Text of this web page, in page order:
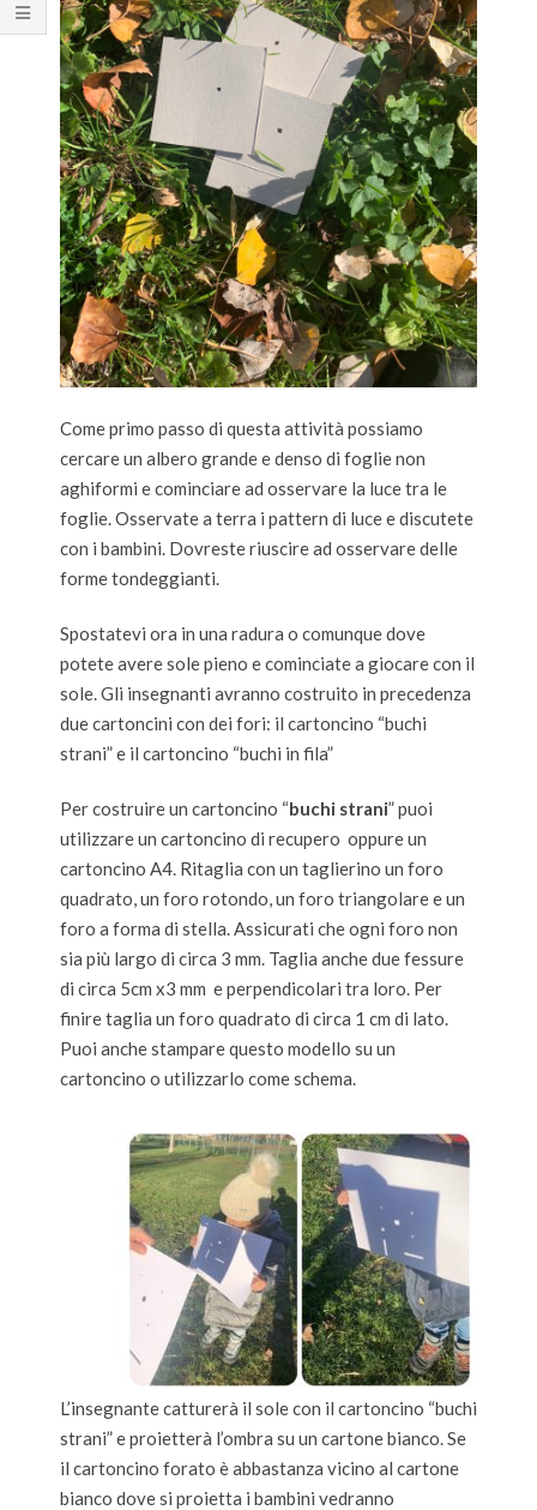
Come primo passo di questa attività possiamo
cercare un albero grande e denso di foglie non
aghiformi e cominciare ad osservare la luce tra le
foglie. Osservate a terra i pattern di luce e discutete
con i bambini. Dovreste riuscire ad osservare delle
forme tondeggianti.
Spostatevi ora in una radura o comunque dove
potete avere sole pieno e cominciate a giocare con il
sole. Gli insegnanti avranno costruito in precedenza
due cartoncini con dei fori: il cartoncino “buchi
strani” e il cartoncino “buchi in fila”
Per costruire un cartoncino “buchi strani” puoi
utilizzare un cartoncino di recupero oppure un
cartoncino A4. Ritaglia con un taglierino un foro
quadrato, un foro rotondo, un foro triangolare e un
foro a forma di stella. Assicurati che ogni foro non
sia più largo di circa 3 mm. Taglia anche due fessure
di circa 5cm x3 mm e perpendicolari tra loro. Per
finire taglia un foro quadrato di circa 1 cm di lato.
Puoi anche stampare questo modello su un
cartoncino o utilizzarlo come schema.
L’insegnante catturerà il sole con il cartoncino “buchi
strani” e proietterà l’ombra su un cartone bianco. Se
il cartoncino forato è abbastanza vicino al cartone
bianco dove si proietta i bambini vedranno